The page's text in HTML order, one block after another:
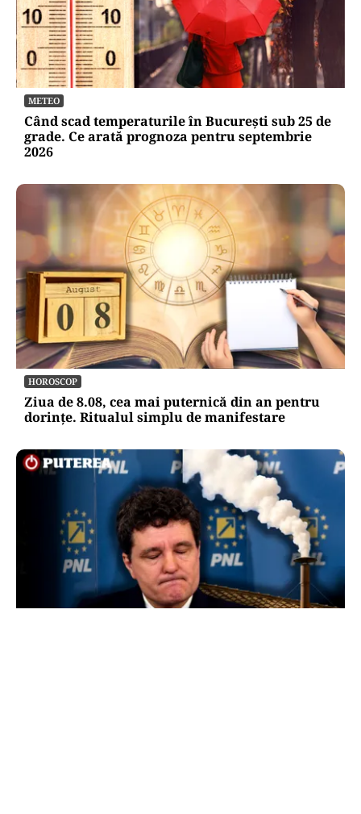
METEO
Când scad temperaturile în București sub 25 de
grade. Ce arată prognoza pentru septembrie
2026
HOROSCOP
Ziua de 8.08, cea mai puternică din an pentru
dorințe. Ritualul simplu de manifestare